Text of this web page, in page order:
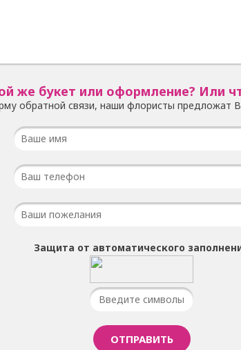
же букет или оформление? Или
обратной связи, наши флористы предложат
Защита от автоматического